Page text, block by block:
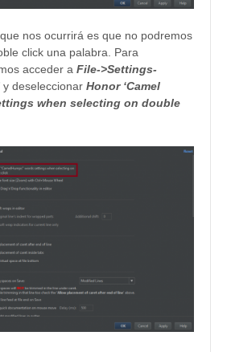
nos ocurrirá es que no podremos
click una palabra. Para
acceder a File->Settings-
y deseleccionar Honor ‘Camel
when selecting on double